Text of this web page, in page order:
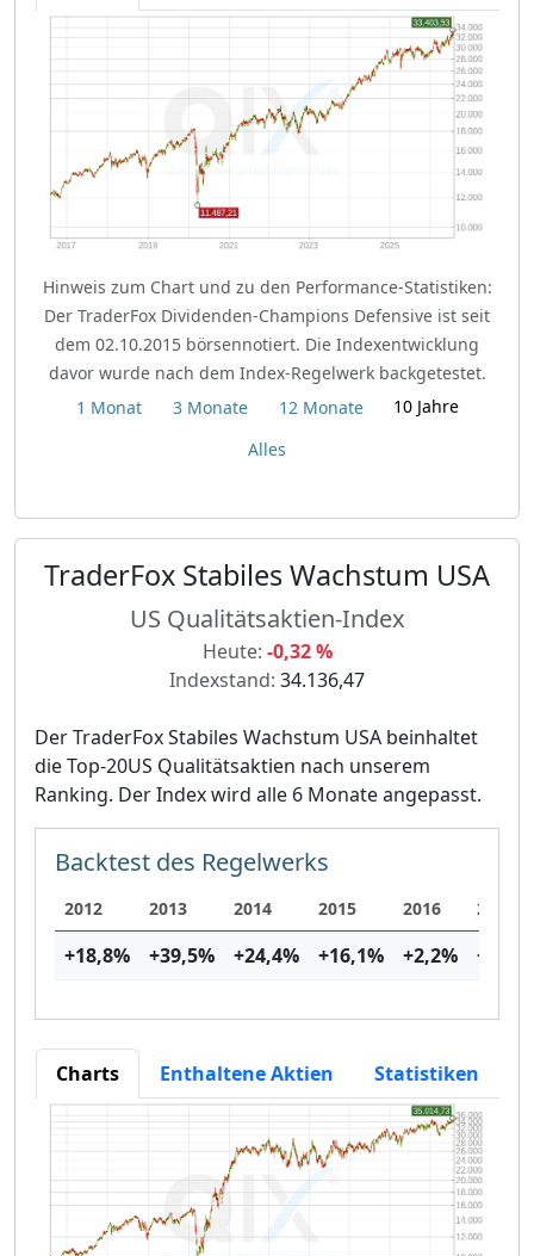
Hinweis zum Chart und zu den Performance-Statistiken:
Der TraderFox Dividenden-Champions Defensive ist seit
dem 02.10.2015 börsennotiert. Die Indexentwicklung
davor wurde nach dem Index-Regelwerk backgetestet.
1 Monat
3 Monate 12 Monate
10 Jahre
Alles
TraderFox Stabiles Wachstum USA
US Qualitätsaktien-Index
Heute: -0,32 %
Indexstand: 34.136,47
Der TraderFox Stabiles Wachstum USA beinhaltet
die Top-20US Qualitätsaktien nach unserem
Ranking. Der Index wird alle 6 Monate angepasst.
Backtest des Regelwerks
2012 2013 2014 2015 2016 2017
+18,8% +39,5% +24,4% +16,1% +2,2% +21,4
Charts Enthaltene Aktien Statistiken